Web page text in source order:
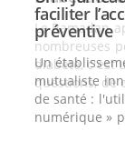
faciliter
préventive
Un
mutualiste
de santé :
numérique »